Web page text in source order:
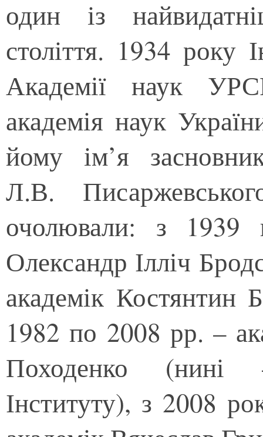
один із
століття. 1934 року
Академії наук
академія наук
йому ім’я
Л.В.
очолювали: з
Олександр Ілліч
академік Костянтин
1982 по 2008 рр. –
Походенко (нині
Інституту), з 2008